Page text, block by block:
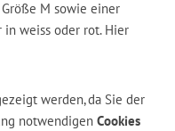
M sowie einer
in weiss oder rot. Hier
werden, da Sie der
notwendigen Cookies